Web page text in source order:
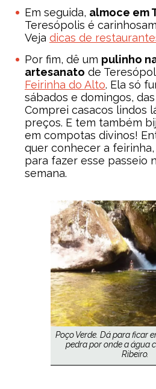
Em seguida, almoce em
Teresópolis é
Veja dicas de
Por fim, dê um pulinho
artesanato de
Feirinha do Alto. Ela só
sábados e domingos, das
Comprei casacos lindos
preços. E tem também
em compotas divinos!
quer conhecer a
para fazer esse passeio
semana.
Poço Verde. Dá para ficar
pedra por onde a água
Ribeiro.